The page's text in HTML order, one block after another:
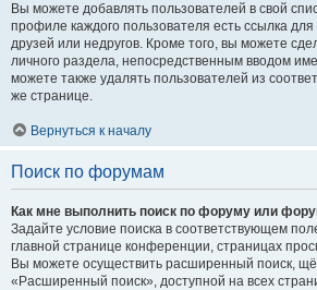
Вы можете добавлять пользователей в свой
профиле каждого пользователя есть ссылка для
друзей или недругов. Кроме того, вы можете
личного раздела, непосредственным вводом
можете также удалять пользователей из
же странице.
Вернуться к началу
Поиск по форумам
Как мне выполнить поиск по форуму или
Задайте условие поиска в соответствующем
главной странице конференции, страницах
Вы можете осуществить расширенный поиск,
«Расширенный поиск», доступной на всех